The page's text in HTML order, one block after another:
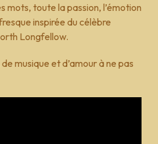
mots, toute la passion, l’émotion
inspirée du célèbre
Longfellow.
musique et d’amour à ne pas